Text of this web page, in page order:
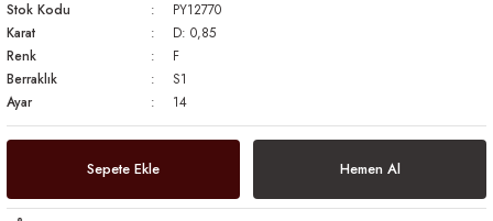
Stok Kodu
PY12770
Karat
D: 0,85
Renk
F
Berraklık
S1
Ayar
14
Sepete Ekle Hemen Al